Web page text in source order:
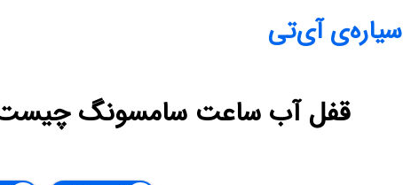
سیاره‌ی آی‌تی
قفل آب ساعت سامسونگ چیست